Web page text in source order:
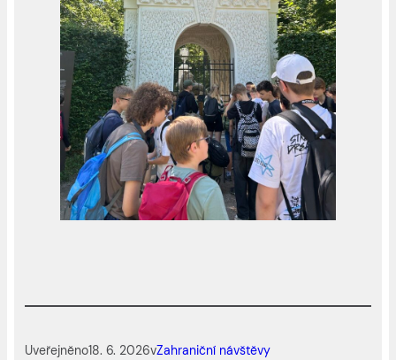
Uveřejněno18. 6. 2026vZahraniční návštěvy